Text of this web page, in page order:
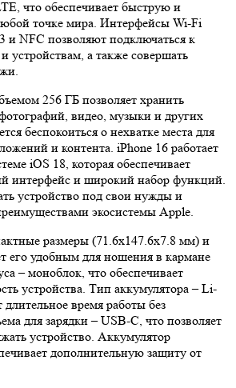
что обеспечивает быструю и
точке мира. Интерфейсы Wi-Fi
и NFC позволяют подключаться к
устройствам, а также совершать
256 ГБ позволяет хранить
видео, музыки и других
беспокоиться о нехватке места для
и контента. iPhone 16 работает
iOS 18, которая обеспечивает
интерфейс и широкий набор функций.
устройство под свои нужды и
экосистемы Apple.
размеры (71.6x147.6x7.8 мм) и
его удобным для ношения в кармане
– моноблок, что обеспечивает
устройства. Тип аккумулятора – Li-
длительное время работы без
для зарядки – USB-C, что позволяет
устройство. Аккумулятор
дополнительную защиту от